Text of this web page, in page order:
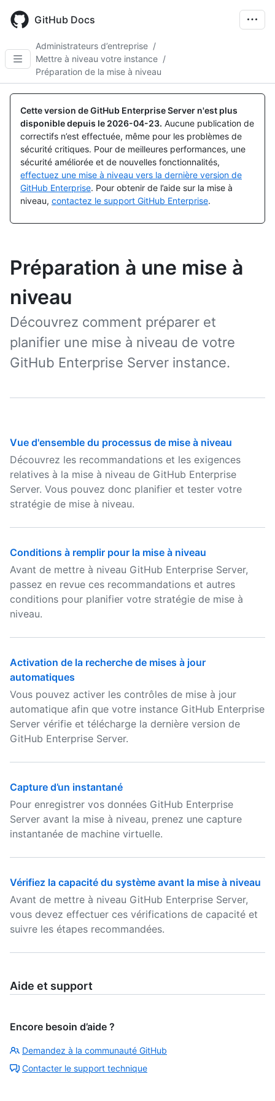
main
GitHub Docs
Administrateurs d’entreprise /
Mettre à niveau votre instance /
Préparation de la mise à niveau
Cette version de GitHub Enterprise Server n'est plus
disponible depuis le 2026-04-23. Aucune publication de
correctifs n’est effectuée, même pour les problèmes de
sécurité critiques. Pour de meilleures performances, une
sécurité améliorée et de nouvelles fonctionnalités,
effectuez une mise à niveau vers la dernière version de
GitHub Enterprise. Pour obtenir de l’aide sur la mise à
niveau, contactez le support GitHub Enterprise.
Préparation à une mise à
niveau
Découvrez comment préparer et
planifier une mise à niveau de votre
GitHub Enterprise Server instance.
Vue d'ensemble du processus de mise à niveau
Découvrez les recommandations et les exigences
relatives à la mise à niveau de GitHub Enterprise
Server. Vous pouvez donc planifier et tester votre
stratégie de mise à niveau.
Conditions à remplir pour la mise à niveau
Avant de mettre à niveau GitHub Enterprise Server,
passez en revue ces recommandations et autres
conditions pour planifier votre stratégie de mise à
niveau.
Activation de la recherche de mises à jour
automatiques
Vous pouvez activer les contrôles de mise à jour
automatique afin que votre instance GitHub Enterprise
Server vérifie et télécharge la dernière version de
GitHub Enterprise Server.
Capture d’un instantané
Pour enregistrer vos données GitHub Enterprise
Server avant la mise à niveau, prenez une capture
instantanée de machine virtuelle.
Vérifiez la capacité du système avant la mise à niveau
Avant de mettre à niveau GitHub Enterprise Server,
vous devez effectuer ces vérifications de capacité et
suivre les étapes recommandées.
Aide et support
Encore besoin d’aide ?
Demandez à la communauté GitHub
Contacter le support technique